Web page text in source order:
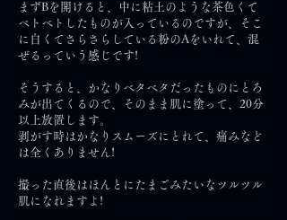
まずBを開けると、中に粘土のような茶色くて
ベトベトしたものが入っているのですが、そこ
に白くてさらさらしている粉のAをいれて、混
ぜるっていう感じです!
そうすると、かなりベタベタだったものにとろ
みが出てくるので、そのまま肌に塗って、20分
以上放置します。
剥がす時はかなりスムーズにとれて、痛みなど
は全くありません!
撮った直後はほんとにたまごみたいなツルツル
肌になれますよ!